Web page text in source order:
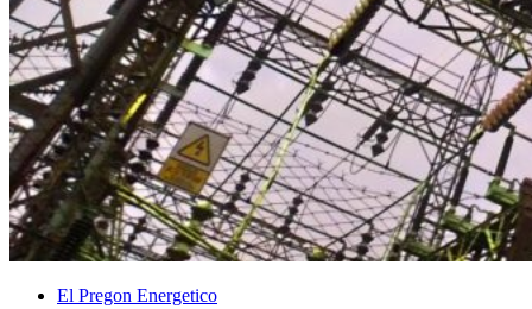
El Pregon Energetico